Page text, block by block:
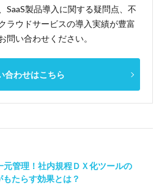
SaaS製品導入に関する疑問点、不
ラウドサービスの導入実績が豊富
問い合わせください。
合わせはこちら
元管理！社内規程ＤＸ化ツールの
たらす効果とは？